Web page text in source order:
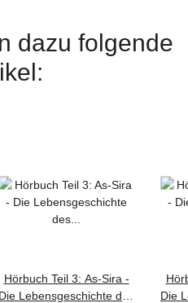
dazu folgende
Hörbuch Teil 3: As-Sira -
Die Lebensgeschichte des
Die